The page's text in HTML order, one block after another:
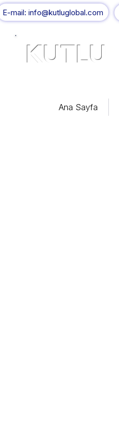
E-mail: info@kutluglobal.com
KUTLU
Ana Sayfa